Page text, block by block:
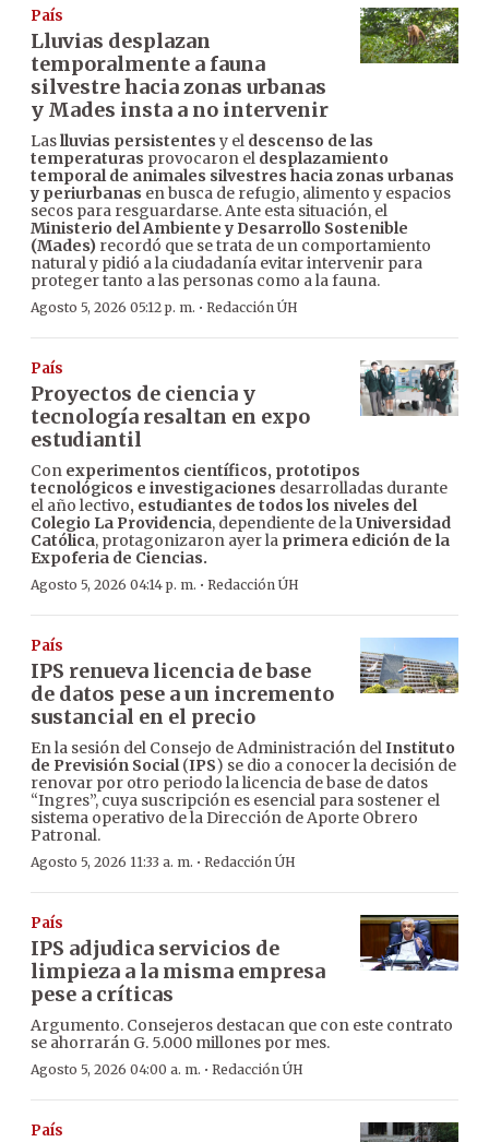
País
Lluvias desplazan
temporalmente a fauna
silvestre hacia zonas urbanas
y Mades insta a no intervenir
Laslluvias persistentes y el descenso de las
temperaturas provocaron el desplazamiento
temporal de animales silvestres hacia zonas urbanas
y periurbanas en busca de refugio, alimento y espacios
secos para resguardarse. Ante esta situación, el
Ministerio del Ambiente y Desarrollo Sostenible
(Mades) recordó que se trata de un comportamiento
natural y pidió a la ciudadanía evitar intervenir para
proteger tanto a las personas como a la fauna.
Agosto 5, 2026 05:12 p. m. · Redacción ÚH
País
Proyectos de ciencia y
tecnología resaltan en expo
estudiantil
Con experimentos científicos, prototipos
tecnológicos e investigaciones desarrolladas durante
el año lectivo, estudiantes de todos los niveles del
Colegio La Providencia, dependiente de laUniversidad
Católica, protagonizaron ayer la primera edición de la
Expoferia de Ciencias.
Agosto 5, 2026 04:14 p. m. · Redacción ÚH
País
IPS renueva licencia de base
de datos pese a un incremento
sustancial en el precio
En la sesión del Consejo de Administración delInstituto
de Previsión Social(IPS) se dio a conocer la decisión de
renovar por otro periodo la licencia de base de datos
“Ingres”, cuya suscripción es esencial para sostener el
sistema operativo de la Dirección de Aporte Obrero
Patronal.
Agosto 5, 2026 11:33 a. m. · Redacción ÚH
País
IPS adjudica servicios de
limpieza a la misma empresa
pese a críticas
Argumento. Consejeros destacan que con este contrato
se ahorrarán G. 5.000 millones por mes.
Agosto 5, 2026 04:00 a. m. · Redacción ÚH
País